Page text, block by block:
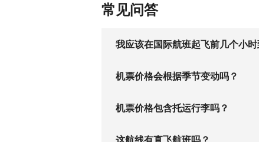
常见问答
我应该在国际航班起飞前几个小
机票价格会根据季节变动吗？
机票价格包含托运行李吗？